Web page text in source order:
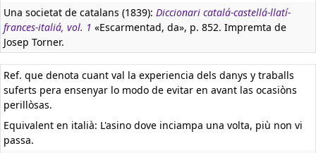
Una societat de catalans (1839): Diccionari catalá-castellá-llatí-
frances-italiá, vol. 1 «Escarmentad, da», p. 852. Impremta de
Josep Torner.
Ref. que denota cuant val la experiencia dels danys y traballs
suferts pera ensenyar lo modo de evitar en avant las ocasiòns
perillòsas.
Equivalent en italià: L'asino dove inciampa una volta, più non vi
passa.